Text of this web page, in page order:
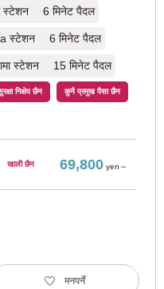
स्टेशन 6 मिनेट पैदल
स्टेशन 6 मिनेट पैदल
स्टेशन 15 मिनेट पैदल
निक्षेप छैन कुनै प्रमुख पैसा छैन
खाली छैन 69,800yen～
मनपर्ने